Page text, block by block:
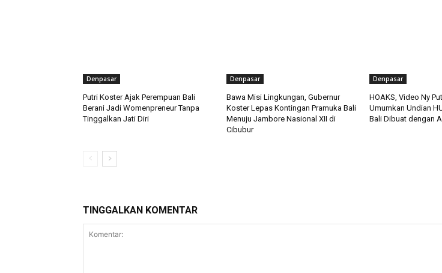
Denpasar
Putri Koster Ajak Perempuan Bali
Berani Jadi Womenpreneur Tanpa
Tinggalkan Jati Diri
Denpasar
Bawa Misi Lingkungan, Gubernur
Koster Lepas Kontingan Pramuka Bali
Menuju Jambore Nasional XII di
Cibubur
Denpasar
HOAKS, Video Ny
Umumkan Undian
Bali Dibuat dengan
TINGGALKAN KOMENTAR